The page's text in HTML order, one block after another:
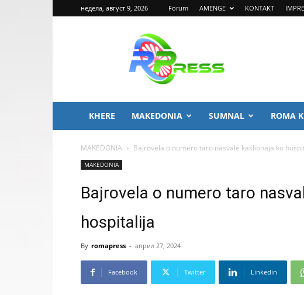
недела, август 9, 2026 Forum AMENGE KONTAKT
PRESS
KHERE MAKEDONIA SUMNAL ROMA
MAKEDONIA Bajrovela o numero taro nasvale kaślibnaja ko
MAKEDONIA
Bajrovela o numero taro
hospitalija
By romapress - април 27, 2024
Facebook Twitter Linkedin